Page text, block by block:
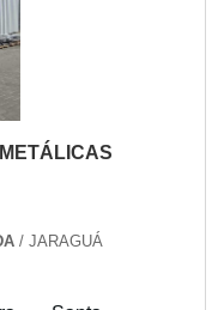
/ JARAGUÁ